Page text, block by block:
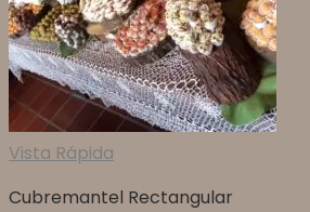
Vista Rápida
Cubremantel Rectangular